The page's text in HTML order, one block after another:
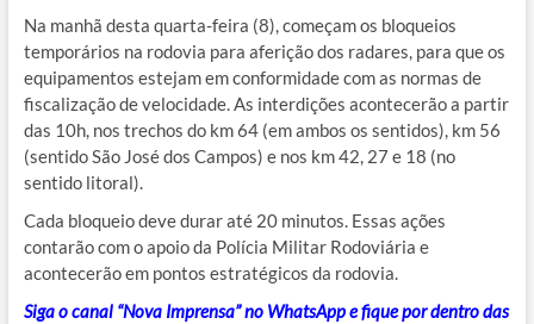
Na manhã desta quarta-feira (8), começam os bloqueios
temporários na rodovia para aferição dos radares, para que os
equipamentos estejam em conformidade com as normas de
fiscalização de velocidade. As interdições acontecerão a partir
das 10h, nos trechos do km 64 (em ambos os sentidos), km 56
(sentido São José dos Campos) e nos km 42, 27 e 18 (no
sentido litoral).
Cada bloqueio deve durar até 20 minutos. Essas ações
contarão com o apoio da Polícia Militar Rodoviária e
acontecerão em pontos estratégicos da rodovia.
Siga o canal “Nova Imprensa” no WhatsApp e fique por dentro das